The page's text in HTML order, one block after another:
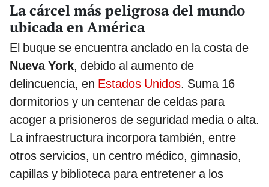
La cárcel más peligrosa del mundo
ubicada en América
El buque se encuentra anclado en la costa de
Nueva York, debido al aumento de
delincuencia, en Estados Unidos. Suma 16
dormitorios y un centenar de celdas para
acoger a prisioneros de seguridad media o alta.
La infraestructura incorpora también, entre
otros servicios, un centro médico, gimnasio,
capillas y biblioteca para entretener a los